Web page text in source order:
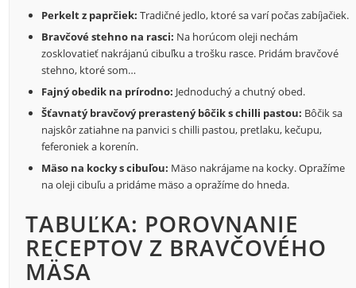
Perkelt z paprčiek: Tradičné jedlo, ktoré sa varí počas zabíjačiek.
Bravčové stehno na rasci: Na horúcom oleji nechám
zosklovatieť nakrájanú cibuľku a trošku rasce. Pridám bravčové
stehno, ktoré som…
Fajný obedik na prírodno: Jednoduchý a chutný obed.
Šťavnatý bravčový prerastený bôčik s chilli pastou: Bôčik sa
najskôr zatiahne na panvici s chilli pastou, pretlaku, kečupu,
feferoniek a korenín.
Mäso na kocky s cibuľou: Mäso nakrájame na kocky. Opražíme
na oleji cibuľu a pridáme mäso a opražíme do hneda.
TABUĽKA: POROVNANIE
RECEPTOV Z BRAVČOVÉHO
MÄSA